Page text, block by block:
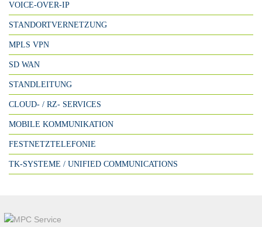
VOICE-OVER-IP
STANDORTVERNETZUNG
MPLS VPN
SD WAN
STANDLEITUNG
CLOUD- / RZ- SERVICES
MOBILE KOMMUNIKATION
FESTNETZTELEFONIE
TK-SYSTEME / UNIFIED COMMUNICATIONS